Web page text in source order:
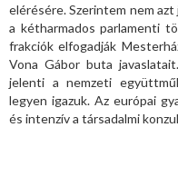
elérésére. Szerintem nem
a kétharmados parlamenti
frakciók elfogadják
Vona Gábor buta
jelenti a nemzeti
legyen igazuk. Az európai
és intenzív a társadalmi